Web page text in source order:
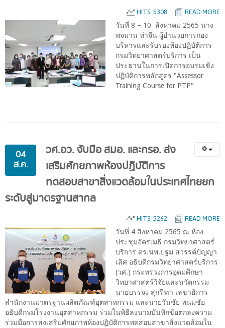
READ MORE
HITS: 5308
วันที่ 8 – 10 สิงหาคม 2565 นาง
พจมาน ท่าจีน ผู้อำนวยการกอง
บริหารและรับรองห้องปฏิบัติการ
กรมวิทยาศาสตร์บริการ เป็น
ประธานในการเปิดการอบรมเชิง
ปฏิบัติการหลักสูตร "Assessor
Training Course for PTP"
04
ส.ค.
วศ.อว.จับมือสมอ.และกรอ.ส่ง
เสริมศักยภาพห้องปฏิบัติการ
ทดสอบสาขาสิ่งแวดล้อมในประเทศไทยยก
ระดับสู่มาตรฐานสากล
READ MORE
HITS: 5262
วันที่ 4 สิงหาคม 2565 ณ ห้อง
ประชุมอัครเมธี กรมวิทยาศาสตร์
บริการ ดร.นพ.ปฐม สวรรค์ปัญญา
เลิศ อธิบดีกรมวิทยาศาสตร์บริการ
(วศ.) กระทรวงการอุดมศึกษา
วิทยาศาสตร์วิจัยและนวัตกรรม
นายบรรจง สุกรีฑา เลขาธิการ
สำนักงานมาตรฐานผลิตภัณฑ์อุตสาหกรรม และนายวันชัย พนมชัย
อธิบดีกรมโรงงานอุตสาหกรรม ร่วมในพิธีลงนามบันทึกข้อตกลงความ
ร่วมมือการส่งเสริมศักยภาพห้องปฏิบัติการทดสอบสาขาสิ่งแวดล้อมใน